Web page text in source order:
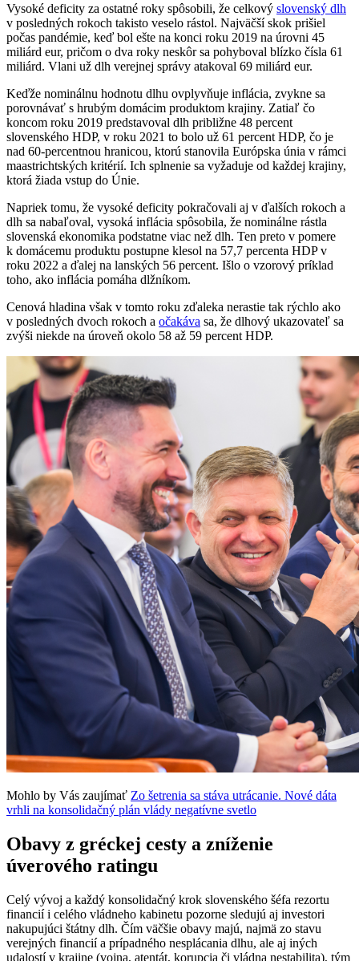
Vysoké deficity za ostatné roky spôsobili, že celkový slovenský dlh
v posledných rokoch takisto veselo rástol. Najväčší skok prišiel
počas pandémie, keď bol ešte na konci roku 2019 na úrovni 45
miliárd eur, pričom o dva roky neskôr sa pohyboval blízko čísla 61
miliárd. Vlani už dlh verejnej správy atakoval 69 miliárd eur.
Keďže nominálnu hodnotu dlhu ovplyvňuje inflácia, zvykne sa
porovnávať s hrubým domácim produktom krajiny. Zatiaľ čo
koncom roku 2019 predstavoval dlh približne 48 percent
slovenského HDP, v roku 2021 to bolo už 61 percent HDP, čo je
nad 60-percentnou hranicou, ktorú stanovila Európska únia v rámci
maastrichtských kritérií. Ich splnenie sa vyžaduje od každej krajiny,
ktorá žiada vstup do Únie.
Napriek tomu, že vysoké deficity pokračovali aj v ďalších rokoch a
dlh sa nabaľoval, vysoká inflácia spôsobila, že nominálne rástla
slovenská ekonomika podstatne viac než dlh. Ten preto v pomere
k domácemu produktu postupne klesol na 57,7 percenta HDP v
roku 2022 a ďalej na lanských 56 percent. Išlo o vzorový príklad
toho, ako inflácia pomáha dlžníkom.
Cenová hladina však v tomto roku zďaleka nerastie tak rýchlo ako
v posledných dvoch rokoch a očakáva sa, že dlhový ukazovateľ sa
zvýši niekde na úroveň okolo 58 až 59 percent HDP.
Mohlo by Vás zaujímať Zo šetrenia sa stáva utrácanie. Nové dáta
vrhli na konsolidačný plán vlády negatívne svetlo
Obavy z gréckej cesty a zníženie
úverového ratingu
Celý vývoj a každý konsolidačný krok slovenského šéfa rezortu
financií i celého vládneho kabinetu pozorne sledujú aj investori
nakupujúci štátny dlh. Čím väčšie obavy majú, najmä zo stavu
verejných financií a prípadného nesplácania dlhu, ale aj iných
udalostí v krajine (vojna, atentát, korupcia či vládna nestabilita), tým